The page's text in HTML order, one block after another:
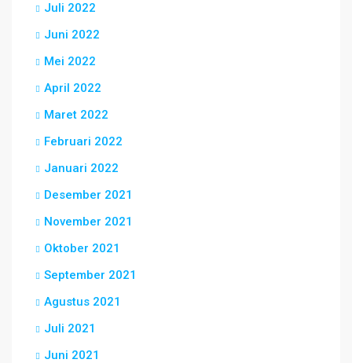
Juli 2022
Juni 2022
Mei 2022
April 2022
Maret 2022
Februari 2022
Januari 2022
Desember 2021
November 2021
Oktober 2021
September 2021
Agustus 2021
Juli 2021
Juni 2021